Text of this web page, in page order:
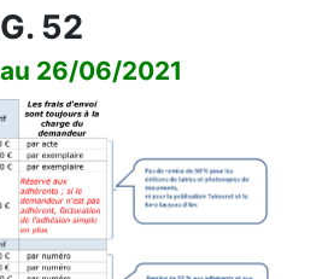
52
26/06/2021